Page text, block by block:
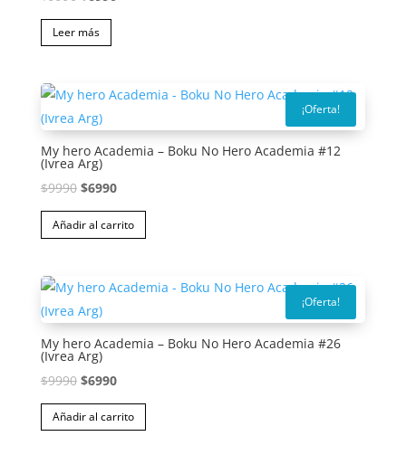
precio
original
$9990.$6990.
Leer más
¡Oferta!
My hero Academia – Boku No Hero Academia #12
(Ivrea Arg)
$9990 El
precio
original
$9990.
$6990El
precio
actual
$6990.
Añadir al carrito
¡Oferta!
My hero Academia – Boku No Hero Academia #26
(Ivrea Arg)
$9990 El
precio
original
$6990El
precio
actual
Añadir al carrito